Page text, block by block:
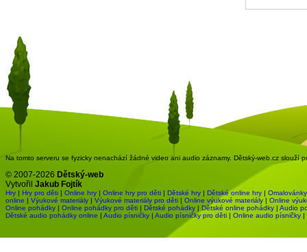
Na tomto serveru se fyzicky nenachází žádné video ani audio záznamy. Dětský-web.cz slouží
© 2007-2026 Dětský-web
Vytvořil Jakub Fojtík
Hry | Hry pro děti | Online hry | Online hry pro děti | Dětské hry | Dětské online hry | Omalovánky
online | Výukové materiály | Výukové materiály pro děti | Online výukové materiály | Online
Online pohádky | Online pohádky pro děti | Dětské pohádky | Dětské online pohádky | Audio
Dětské audio pohádky online | Audio písničky | Audio písničky pro děti | Online audio písničky |